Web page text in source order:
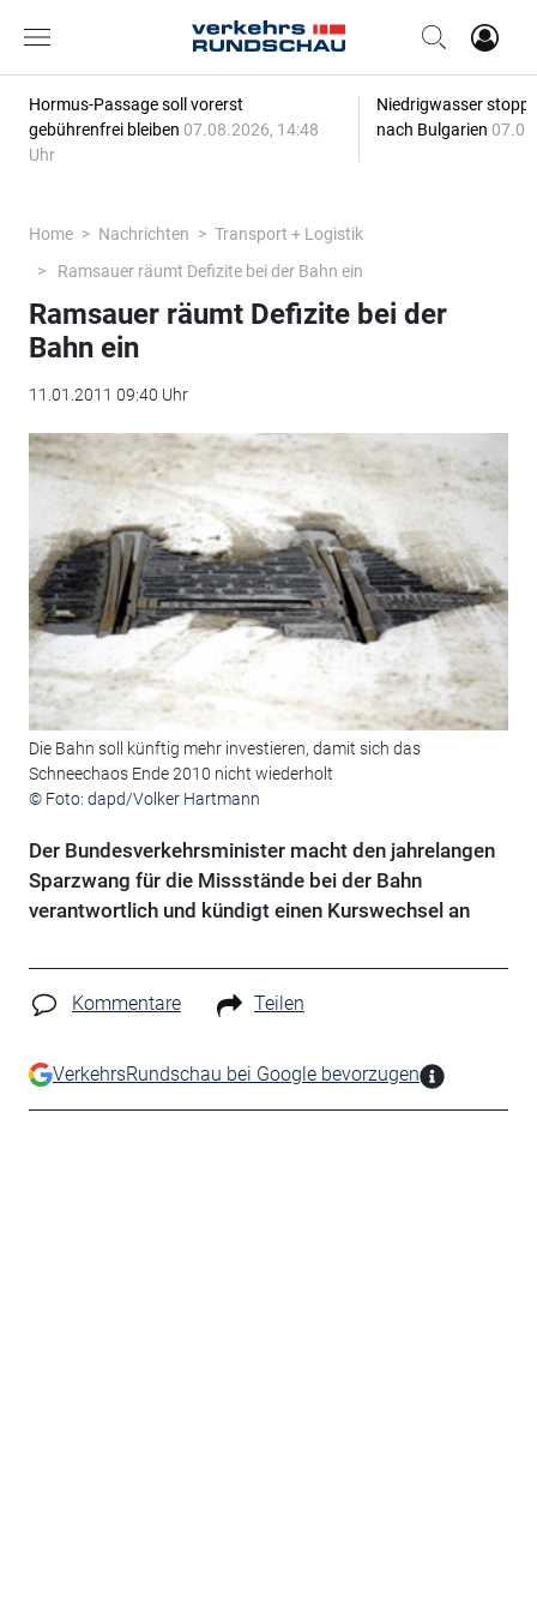
Hormus-Passage soll vorerst
gebührenfrei bleiben 07.08.2026, 14:48
Uhr
Niedrigwasser
nach Bulgarien
Home Nachrichten
Transport + Logistik
Ramsauer räumt Defizite bei der Bahn ein
Ramsauer räumt Defizite bei der
Bahn ein
11.01.2011 09:40 Uhr
Die Bahn soll künftig mehr investieren, damit sich das
Schneechaos Ende 2010 nicht wiederholt
© Foto: dapd/Volker Hartmann
Der Bundesverkehrsminister macht den jahrelangen
Sparzwang für die Missstände bei der Bahn
verantwortlich und kündigt einen Kurswechsel an
Kommentare Teilen
VerkehrsRundschau bei Google bevorzugen